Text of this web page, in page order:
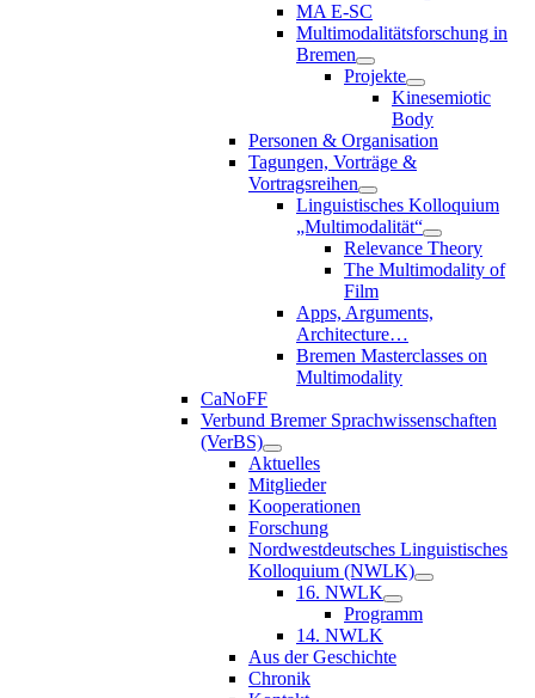
MA E-SC
Multimodalitätsforschung in
Bremen
Projekte
Kinesemiotic
Body
Personen & Organisation
Tagungen, Vorträge &
Vortragsreihen
Linguistisches Kolloquium
„Multimodalität“
Relevance Theory
The Multimodality of
Film
Apps, Arguments,
Architecture…
Bremen Masterclasses on
Multimodality
CaNoFF
Verbund Bremer Sprachwissenschaften
(VerBS)
Aktuelles
Mitglieder
Kooperationen
Forschung
Nordwestdeutsches Linguistisches
Kolloquium (NWLK)
16. NWLK
Programm
14. NWLK
Aus der Geschichte
Chronik